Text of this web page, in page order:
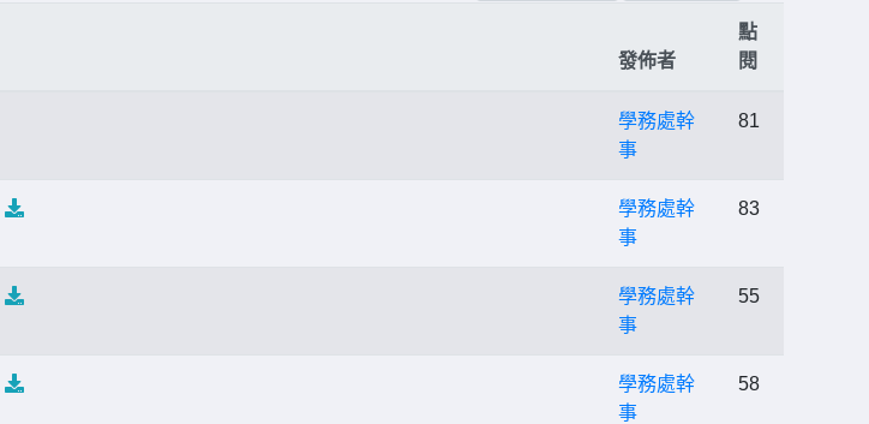
發佈者
點
閱
學務處幹
事
81
學務處幹
事
83
學務處幹
事
55
學務處幹
事
58